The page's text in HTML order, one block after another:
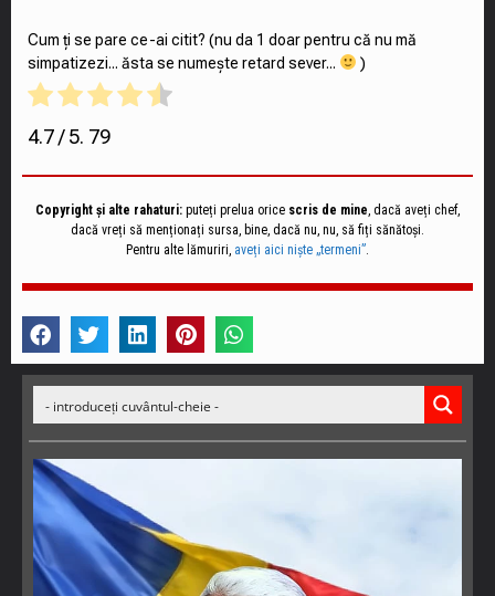
Cum ți se pare ce-ai citit? (nu da 1 doar pentru că nu mă
simpatizezi... ăsta se numește retard sever...
)
4.7/ 5. 79
Copyright și alte rahaturi: puteți prelua orice scris de mine, dacă aveți chef,
dacă vreți să menționați sursa, bine, dacă nu, nu, să fiți sănătoși.
Pentru alte lămuriri, aveți aici niște „termeni”.